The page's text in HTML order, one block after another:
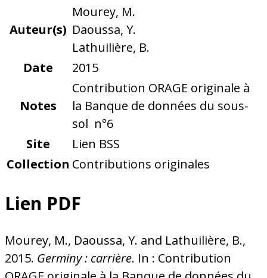
Auteur(s)
Mourey, M.
Daoussa, Y.
Lathuilière, B.
Date
2015
Notes
Contribution ORAGE originale à
la Banque de données du sous-
sol n°6
Site
Lien BSS
Collection Contributions originales
Lien PDF
Mourey, M., Daoussa, Y. and Lathuilière, B.,
2015. Germiny : carrière. In : Contribution